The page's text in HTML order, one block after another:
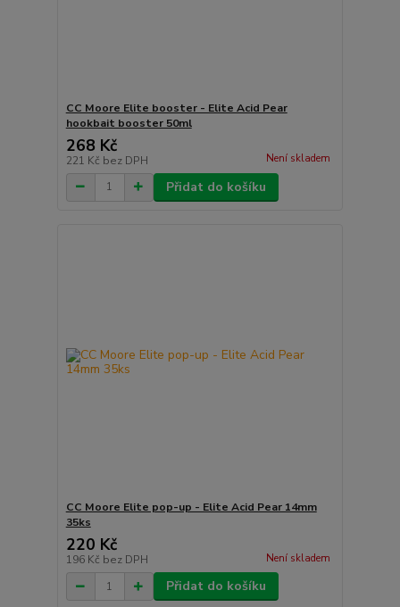
CC Moore Elite booster - Elite Acid Pear
hookbait booster 50ml
268 Kč
221 Kč bez DPH Není skladem
Přidat do košíku
CC Moore Elite pop-up - Elite Acid Pear 14mm
35ks
220 Kč
196 Kč bez DPH Není skladem
Přidat do košíku